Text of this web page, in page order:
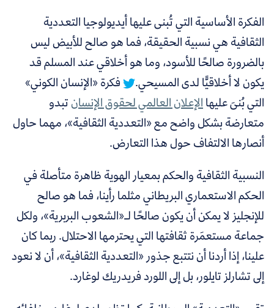
الفكرة الأساسية التي تُبنى عليها أيديولوجيا التعددية
الثقافية هي نسبية الحقيقة، فما هو صالح للأبيض ليس
بالضرورة صالحًا للأسود، وما هو أخلاقي عند المسلم قد
يكون لا أخلاقيًّا لدى المسيحي.
فكرة «الإنسان الكوني»
التي بُنىَ عليهاالإعلان العالمي لحقوق الإنسانتبدو
متعارضة بشكل واضح مع «التعددية الثقافية»، مهما حاول
أنصارها الالتفاف حول هذا التعارض.
النسبية الثقافية والحكم بمعيار الهوية ظاهرة متأصلة في
الحكم الاستعماري البريطاني مثلما رأينا، فما هو صالح
للإنجليز لا يمكن أن يكون صالحًا لـ«الشعوب البربرية»، ولكل
جماعة مستعمَرة ثقافتها التي يحترمها الاحتلال. ربما كان
علينا، إذا أردنا أن نتتبع جذور «التعددية الثقافية»، أن لا نعود
إلى تشارلز تايلور، بل إلى اللورد فريدريك لوغارد.